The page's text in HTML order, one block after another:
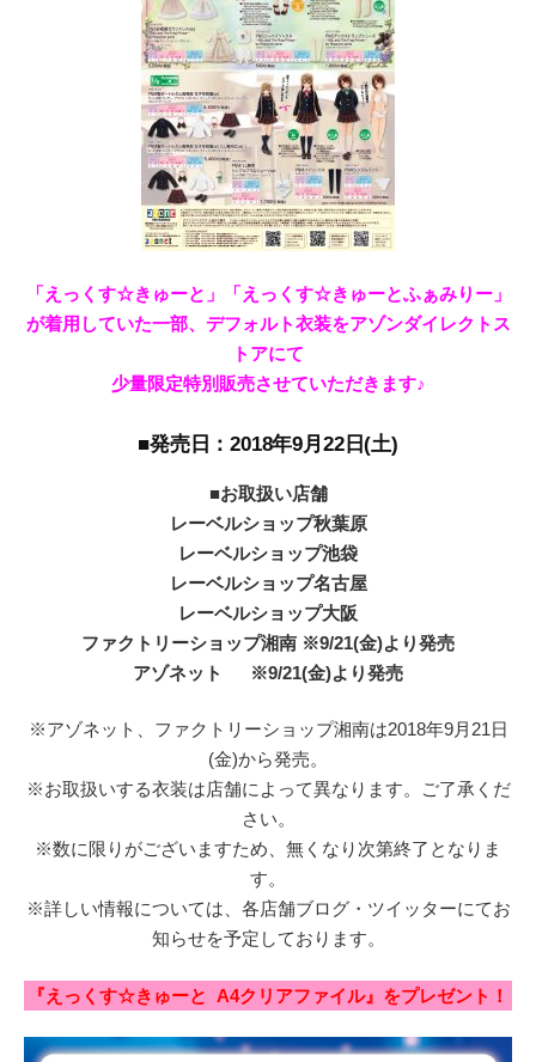
「えっくす☆きゅーと」「えっくす☆きゅーとふぁみりー」
が着用していた一部、デフォルト衣装をアゾンダイレクトス
トアにて
少量限定特別販売させていただきます♪
■発売日：2018年9月22日(土)
■お取扱い店舗
レーベルショップ秋葉原
レーベルショップ池袋
レーベルショップ名古屋
レーベルショップ大阪
ファクトリーショップ湘南 ※9/21(金)より発売
アゾネット ※9/21(金)より発売
※アゾネット、ファクトリーショップ湘南は2018年9月21日
(金)から発売。
※お取扱いする衣装は店舗によって異なります。ご了承くだ
さい。
※数に限りがございますため、無くなり次第終了となりま
す。
※詳しい情報については、各店舗ブログ・ツイッターにてお
知らせを予定しております。
『えっくす☆きゅーと A4クリアファイル』をプレゼント！